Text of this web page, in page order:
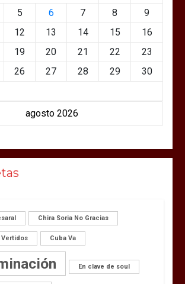
agosto 2026
5 6 7 8
9
12 13 14 15
16
19 20 21 22
23
26 27 28 29
30
Chira Soria No Gracias
Vertidos Cuba Va
En clave de soul